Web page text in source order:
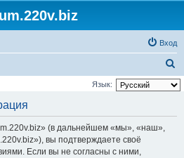
Вход
о
Язык:
(в дальнейшем «мы», «наш»,
вы подтверждаете своё
Если вы не согласны с ними,